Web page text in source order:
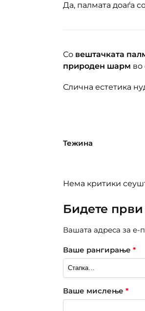
Да, палмата доаѓа
Со вештачката
природен шарм во
Слична естетика
Тежина
Нема критики
Бидете
Вашата адреса за е-
Ваше рангирање *
Ваше мислење *